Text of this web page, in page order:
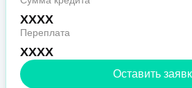
XXXX
Переплата
XXXX
Оставить